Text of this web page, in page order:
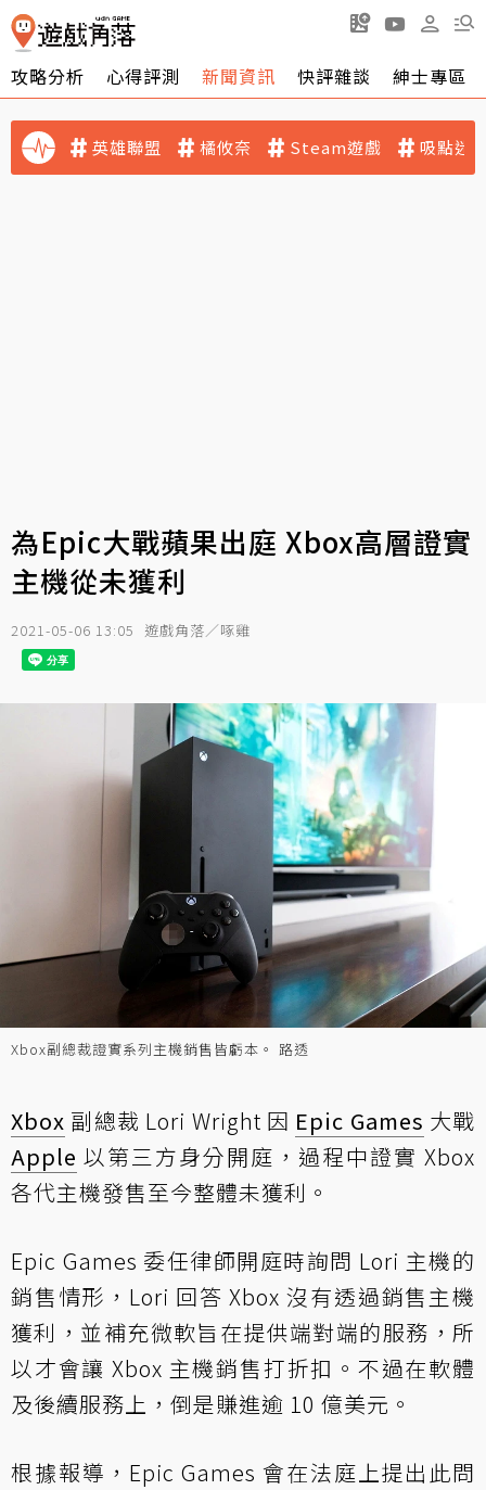
攻略分析 心得評測 新聞資訊 快評雜談 紳士專區
英雄聯盟 橘攸奈 Steam遊戲 吸點迷
為Epic大戰蘋果出庭 Xbox高層證實
主機從未獲利
2021-05-06 13:05 遊戲角落／啄雞
Xbox副總裁證實系列主機銷售皆虧本。 路透
Xbox 副總裁 Lori Wright 因 Epic Games 大戰
Apple 以第三方身分開庭，過程中證實 Xbox
各代主機發售至今整體未獲利。
Epic Games 委任律師開庭時詢問 Lori 主機的
銷售情形，Lori 回答 Xbox 沒有透過銷售主機
獲利，並補充微軟旨在提供端對端的服務，所
以才會讓 Xbox 主機銷售打折扣。不過在軟體
及後續服務上，倒是賺進逾 10 億美元。
根據報導 ，Epic Games 會在法庭上提出此問